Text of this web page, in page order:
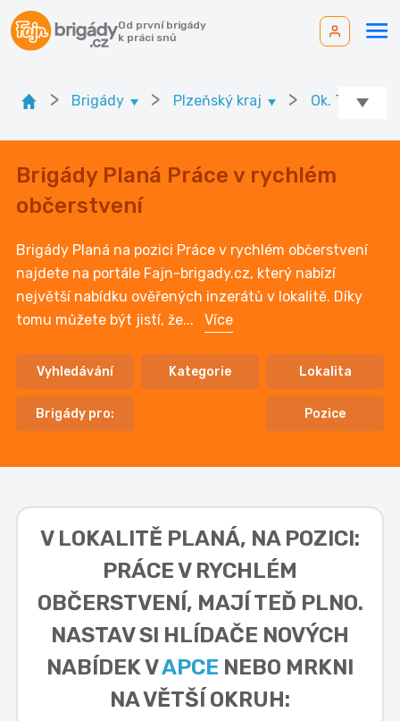
Od první brigády
k práci snů
> Brigády > Plzeňský kraj > Ok. Tachov
Brigády Planá Práce v rychlém
občerstvení
Brigády Planá na pozici Práce v rychlém občerstvení
najdete na portále Fajn-brigady.cz, který nabízí
největší nabídku ověřených inzerátů v lokalitě. Díky
tomu můžete být jistí, že... Více
Vyhledávání Kategorie Lokalita
Brigády pro: Pozice
V LOKALITĚ PLANÁ, NA POZICI:
PRÁCE V RYCHLÉM
OBČERSTVENÍ, MAJÍ TEĎ PLNO.
NASTAV SI HLÍDAČE NOVÝCH
NABÍDEK VAPCE NEBO MRKNI
NA VĚTŠÍ OKRUH: